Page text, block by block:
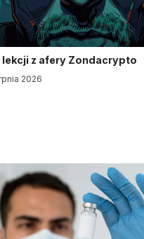
lekcji z afery Zondacrypto
2026